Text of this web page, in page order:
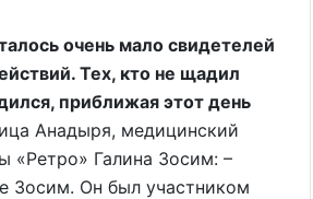
очень мало свидетелей
Тех, кто не щадил
приближая этот день
Анадыря, медицинский
«Ретро» Галина Зосим: –
Зосим. Он был участником